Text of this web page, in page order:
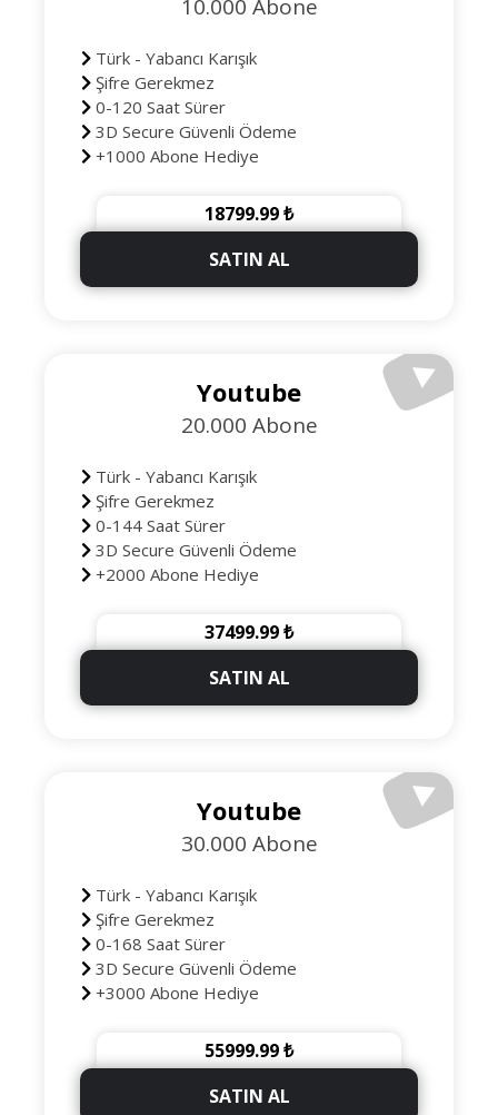
10.000 Abone
Türk - Yabancı Karışık
Şifre Gerekmez
0-120 Saat Sürer
3D Secure Güvenli Ödeme
+1000 Abone Hediye
18799.99 ₺
SATIN AL
Youtube
20.000 Abone
Türk - Yabancı Karışık
Şifre Gerekmez
0-144 Saat Sürer
3D Secure Güvenli Ödeme
+2000 Abone Hediye
37499.99 ₺
SATIN AL
Youtube
30.000 Abone
Türk - Yabancı Karışık
Şifre Gerekmez
0-168 Saat Sürer
3D Secure Güvenli Ödeme
+3000 Abone Hediye
55999.99 ₺
SATIN AL